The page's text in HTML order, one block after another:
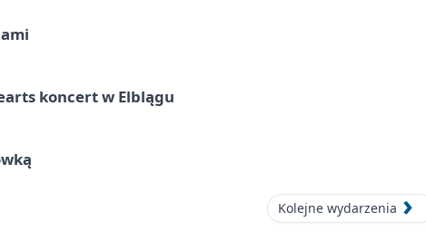
koncert w Elblągu
Kolejne wydarzenia